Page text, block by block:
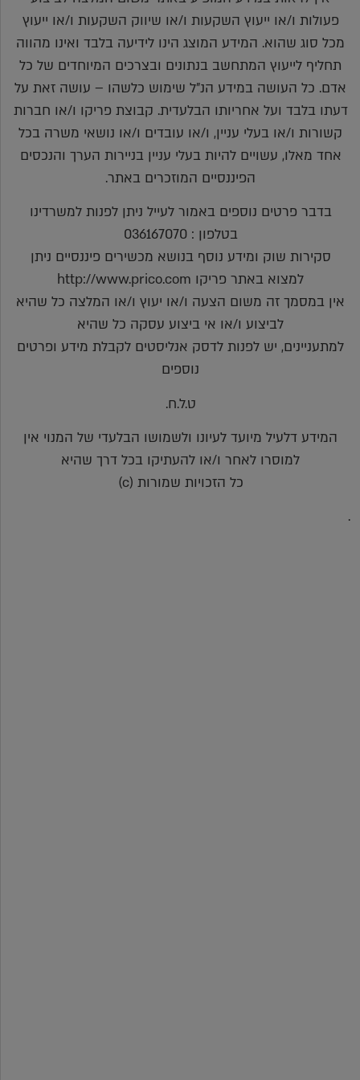
פעולות ו/או ייעוץ השקעות ו/או שיווק השקעות ו/או ייעוץ
מכל סוג שהוא. המידע המוצג הינו לידיעה בלבד ואינו מהווה
תחליף לייעוץ המתחשב בנתונים ובצרכים המיוחדים של כל
אדם. כל העושה במידע הנ"ל שימוש כלשהו – עושה זאת על
דעתו בלבד ועל אחריותו הבלעדית. קבוצת פריקו ו/או חברות
קשורות ו/או בעלי עניין, ו/או עובדים ו/או נושאי משרה בכל
אחד מאלו, עשויים להיות בעלי עניין בניירות הערך והנכסים
הפיננסיים המוזכרים באתר.
בדבר פרטים נוספים באמור לעייל ניתן לפנות למשרדינו
בטלפון : 036167070
סקירות שוק ומידע נוסף בנושא מכשירים פיננסיים ניתן
למצוא באתר פריקו http://www.prico.com
אין במסמך זה משום הצעה ו/או יעוץ ו/או המלצה כל שהיא
לביצוע ו/או אי ביצוע עסקה כל שהיא
למתעניינים, יש לפנות לדסק אנליסטים לקבלת מידע ופרטים
נוספים
ט.ל.ח.
המידע דלעיל מיועד לעיונו ולשמושו הבלעדי של המנוי אין
למוסרו לאחר ו/או להעתיקו בכל דרך שהיא
כל הזכויות שמורות (c)
.